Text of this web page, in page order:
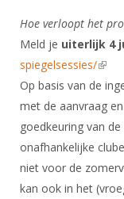
Hoe verloopt het
Meld je uiterlijk 4
spiegelsessies/(link
Op basis van de
met de aanvraag
goedkeuring van
onafhankelijke
niet voor de
kan ook in het